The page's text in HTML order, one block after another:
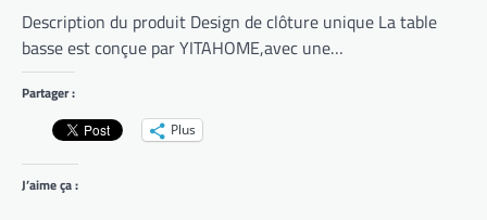
Description du produit Design de clôture unique La table
basse est conçue par YITAHOME,avec une…
Partager :
Plus
J’aime ça :